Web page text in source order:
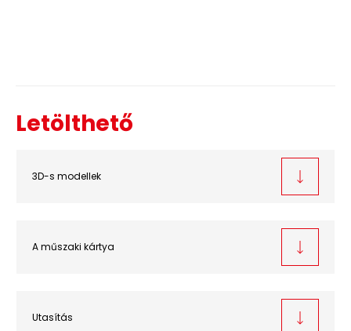
Letölthető
3D-s modellek
A műszaki kártya
Utasítás